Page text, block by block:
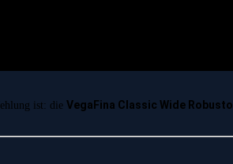
ist: die VegaFina Classic Wide Robusto